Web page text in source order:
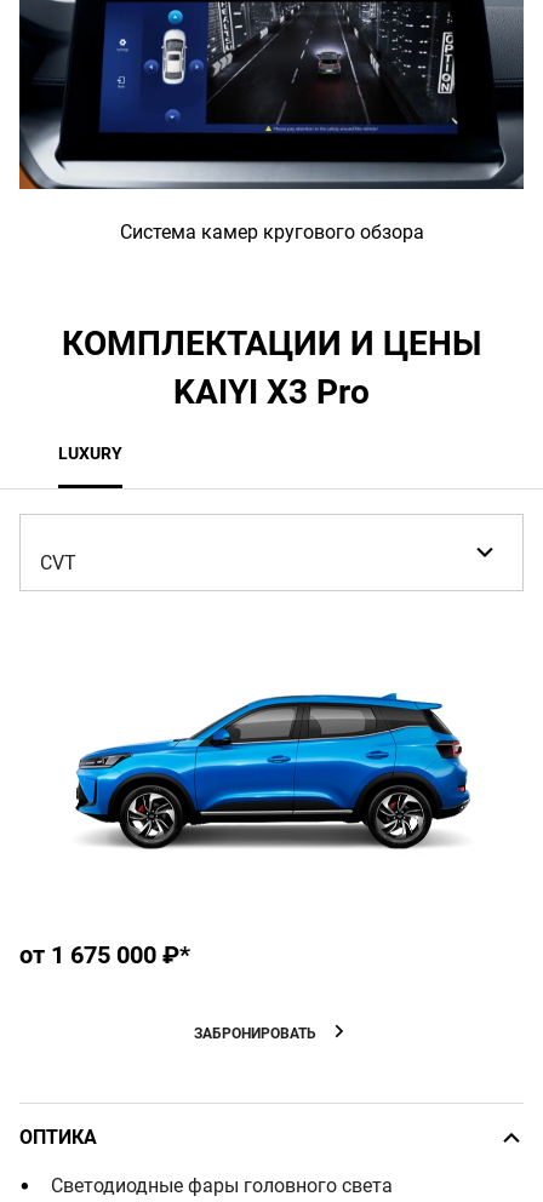
Система камер кругового обзора
КОМПЛЕКТАЦИИ И ЦЕНЫ
KAIYI X3 Pro
LUXURY
CVT
от 1 675 000 ₽*
ЗАБРОНИРОВАТЬ
ОПТИКА
Светодиодные фары головного света